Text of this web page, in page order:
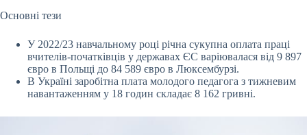
Основні тези
У 2022/23 навчальному році річна сукупна оплата праці
вчителів-початківців у державах ЄС варіювалася від 9 897
євро в Польщі до 84 589 євро в Люксембурзі.
В Україні заробітна плата молодого педагога з тижневим
навантаженням у 18 годин складає 8 162 гривні.